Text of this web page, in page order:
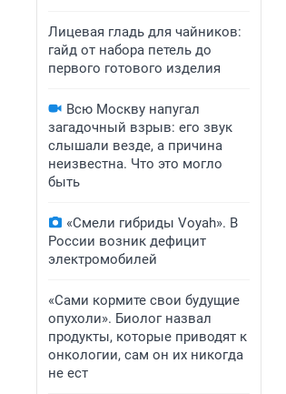
Лицевая гладь для чайников:
гайд от набора петель до
первого готового изделия
Всю Москву напугал
загадочный взрыв: его звук
слышали везде, а причина
неизвестна. Что это могло
быть
«Смели гибриды Voyah». В
России возник дефицит
электромобилей
«Сами кормите свои будущие
опухоли». Биолог назвал
продукты, которые приводят к
онкологии, сам он их никогда
не ест